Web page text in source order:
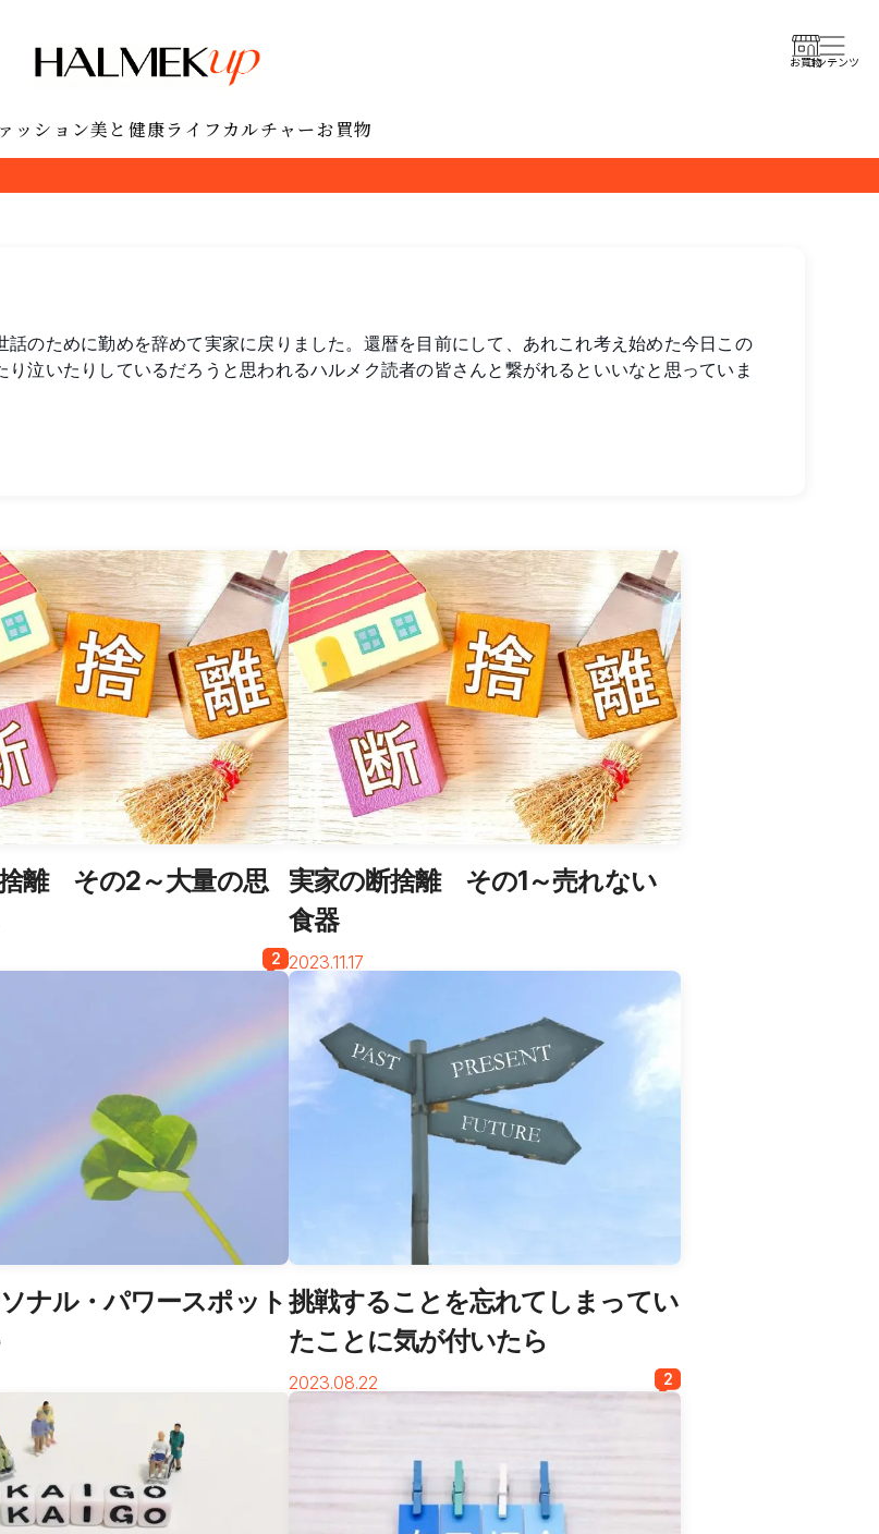
お買物コンテンツ
ッション美と健康ライフ カルチャーお買物
のために勤めを辞めて実家に戻りました。還暦を目前にして、あれこれ考え始めた今日この
泣いたりしているだろうと思われるハルメク読者の皆さんと繋がれるといいなと思っていま
離 その2～大量の思
2
実家の断捨離 その1～売れない
食器
2023.11.17
ナル・パワースポット 挑戦することを忘れてしまってい
たことに気が付いたら
2023.08.22 2